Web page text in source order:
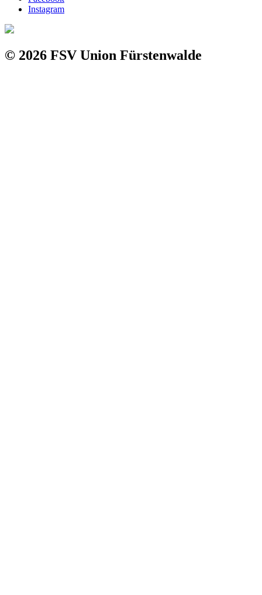
Instagram
© 2026 FSV Union Fürstenwalde